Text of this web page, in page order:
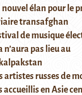
nouvel élan pour le
transafghan
de musique
n’aura pas lieu au
artistes russes de
accueillis en Asie